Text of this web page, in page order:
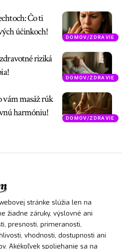
DOMOV/ZDRAVIE
Čo ti
účinkoch!
DOMOV/ZDRAVIE
riziká
DOMOV/ZDRAVIE
vám masáž rúk
harmóniu!
stránke slúžia len na
žiadne záruky, výslovné ani
presnosti, primeranosti,
vhodnosti, dostupnosti ani
Akékoľvek spoliehanie sa na